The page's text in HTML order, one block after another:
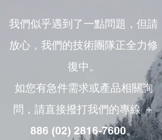
我們似乎遇到了一點問題，但請
放心，我們的技術團隊正全力修
復中。
如您有急件需求或產品相關詢
問，請直接撥打我們的專線 ＋
886 (02) 2816-7600。